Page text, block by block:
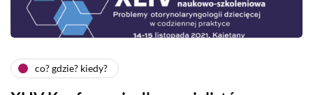
co? gdzie? kiedy?